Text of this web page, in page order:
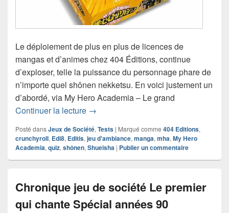
Le déploiement de plus en plus de licences de
mangas et d’animes chez 404 Éditions, continue
d’exploser, telle la puissance du personnage phare de
n’importe quel shônen nekketsu. En voici justement un
d’abordé, via My Hero Academia – Le grand
Continuer la lecture Chronique jeu de société My Hero
→
Posté dansJeux de Société, Tests | Marqué comme 404 Editions,
crunchyroll, Edi8, Editis, jeu d'ambiance, manga, mha, My Hero
Academia, quiz, shônen, Shueisha | Publier un commentaire
Chronique jeu de société Le premier
qui chante Spécial années 90